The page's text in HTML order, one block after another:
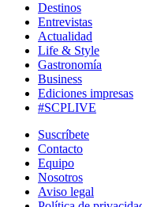
Destinos
Entrevistas
Actualidad
Life & Style
Gastronomía
Business
Ediciones impresas
#SCPLIVE
Suscríbete
Contacto
Equipo
Nosotros
Aviso legal